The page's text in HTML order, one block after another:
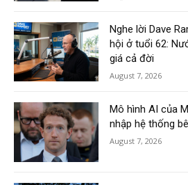
Nghe lời Dave
hội ở tuổi 62:
giá cả đời
August 7, 2026
Mô hình AI của
nhập hệ thống
August 7, 2026